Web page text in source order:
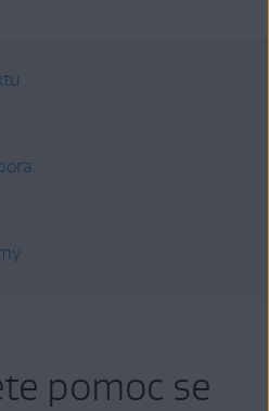
pomoc se